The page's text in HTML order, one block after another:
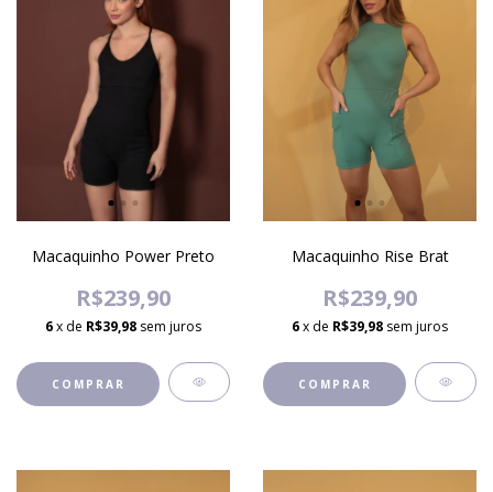
Macaquinho Power Preto
R$239,90
6x de R$39,98 sem juros
COMPRAR
Macaquinho Rise Brat
R$239,90
6x de R$39,98 sem juros
COMPRAR